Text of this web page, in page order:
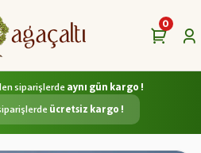
0
siparişlerde aynı gün kargo !
ücretsiz kargo !